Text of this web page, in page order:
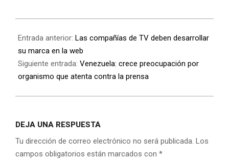
Entrada anterior: Las compañías de TV deben desarrollar
su marca en la web
Siguiente entrada: Venezuela: crece preocupación por
organismo que atenta contra la prensa
DEJA UNA RESPUESTA
Tu dirección de correo electrónico no será publicada. Los
campos obligatorios están marcados con *